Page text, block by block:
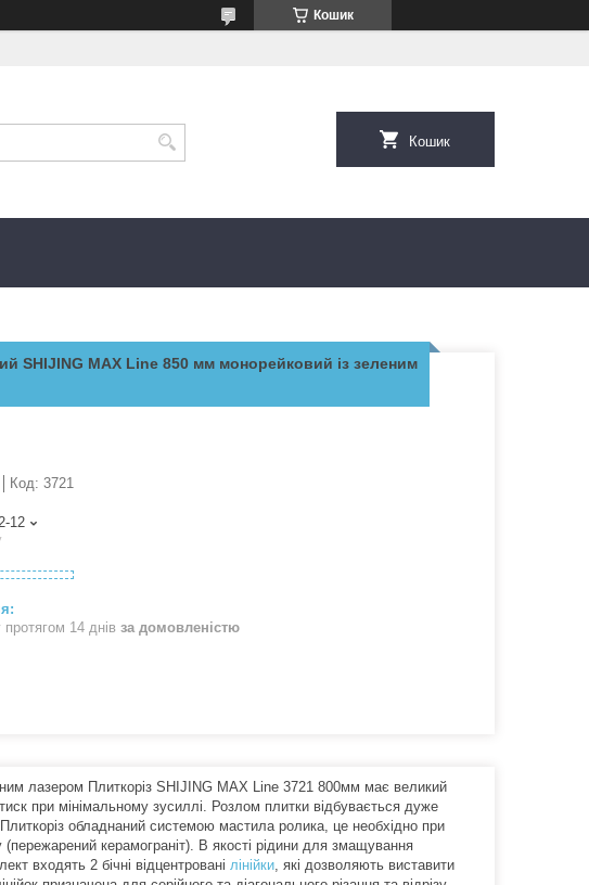
Кошик
Кошик
SHIJING MAX Line 850 мм монорейковий із зеленим
Код: 3721
12
14 днів за домовленістю
лазером Плиткоріз SHIJING MAX Line 3721 800мм має великий
при мінімальному зусиллі. Розлом плитки відбувається дуже
обладнаний системою мастила ролика, це необхідно при
керамограніт). В якості рідини для змащування
входять 2 бічні відцентровані лінійки, які дозволяють виставити